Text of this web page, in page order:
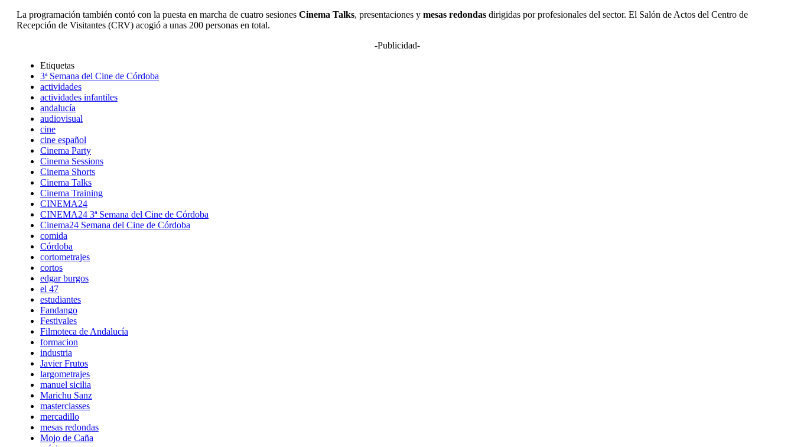
La programación también contó con la puesta en marcha de cuatro sesiones Cinema Talks, presentaciones y mesas redondas dirigidas por profesionales del sector. El Salón de Actos del Centro de
Recepción de Visitantes (CRV) acogió a unas 200 personas en total.
-Publicidad-
Etiquetas
3ª Semana del Cine de Córdoba
actividades
actividades infantiles
andalucía
audiovisual
cine
cine español
Cinema Party
Cinema Sessions
Cinema Shorts
Cinema Talks
Cinema Training
CINEMA24
CINEMA24 3ª Semana del Cine de Córdoba
Cinema24 Semana del Cine de Córdoba
comida
Córdoba
cortometrajes
cortos
edgar burgos
el 47
estudiantes
Fandango
Festivales
Filmoteca de Andalucía
formacion
industria
Javier Frutos
largometrajes
manuel sicilia
Marichu Sanz
masterclasses
mercadillo
mesas redondas
Mojo de Caña